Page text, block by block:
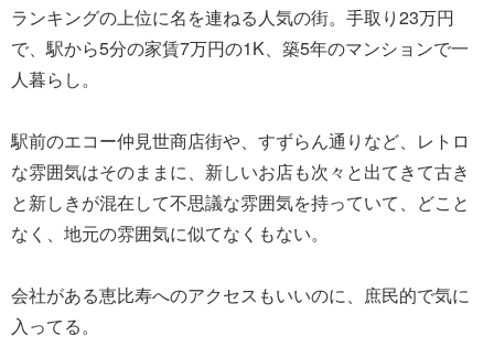
ランキングの上位に名を連ねる人気の街。手取り23万円
で、駅から5分の家賃7万円の1K、築5年のマンションで一
人暮らし。
駅前のエコー仲見世商店街や、すずらん通りなど、レトロ
な雰囲気はそのままに、新しいお店も次々と出てきて古き
と新しきが混在して不思議な雰囲気を持っていて、どこと
なく、地元の雰囲気に似てなくもない。
会社がある恵比寿へのアクセスもいいのに、庶民的で気に
入ってる。